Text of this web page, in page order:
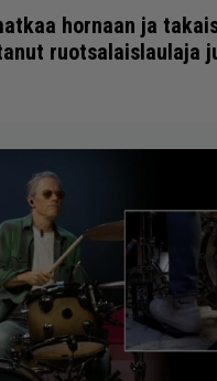
hornaan ja
ruotsalaislaulaja